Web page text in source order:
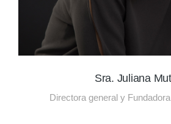
Sra. Juliana
Directora general y